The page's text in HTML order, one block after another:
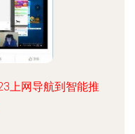
上网导航到智能推